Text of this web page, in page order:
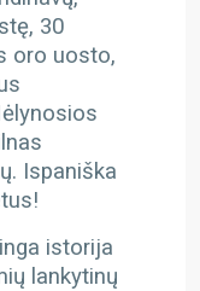
30
oro uosto,
Ispaniška
istorija
lankytinų